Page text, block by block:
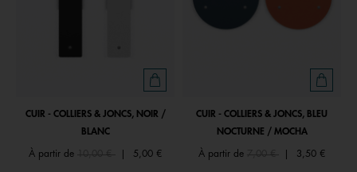
CUIR - COLLIERS & JONCS, NOIR /
BLANC
À partir dePrice reduced from
10,00 € 5,00 €
CUIR - COLLIERS & JONCS, BLEU
NOCTURNE / MOCHA
À partir de Price reduced from
3,50 €